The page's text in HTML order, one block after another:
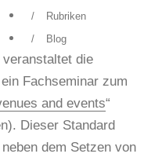
Rubriken
Blog
die
Fachseminar zum
and events“
Dieser Standard
dem Setzen von